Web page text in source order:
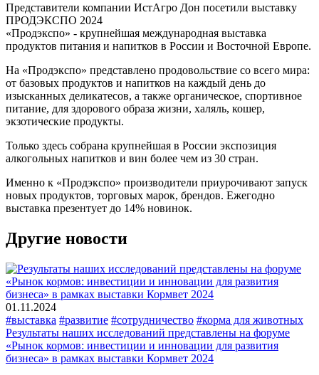
Представители компании ИстАгро Дон посетили выставку
ПРОДЭКСПО 2024
«Продэкспо» - крупнейшая международная выставка
продуктов питания и напитков в России и Восточной Европе.
На «Продэкспо» представлено продовольствие со всего мира:
от базовых продуктов и напитков на каждый день до
изысканных деликатесов, а также органическое, спортивное
питание, для здорового образа жизни, халяль, кошер,
экзотические продукты.
Только здесь собрана крупнейшая в России экспозиция
алкогольных напитков и вин более чем из 30 стран.
Именно к «Продэкспо» производители приурочивают запуск
новых продуктов, торговых марок, брендов. Ежегодно
выставка презентует до 14% новинок.
Другие новости
01.11.2024
#выставка #развитие #сотрудничество #корма для животных
Результаты наших исследований представлены на форуме
«Рынок кормов: инвестиции и инновации для развития
бизнеса» в рамках выставки Кормвет 2024